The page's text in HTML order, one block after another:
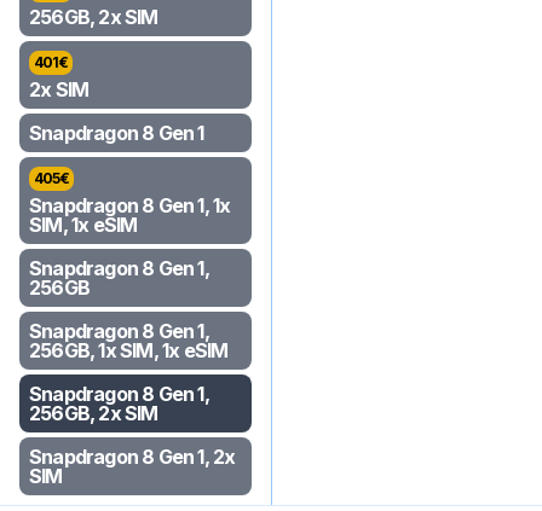
256GB, 2x SIM
401€
2x SIM
Snapdragon 8 Gen 1
405€
Snapdragon 8 Gen 1, 1x
SIM, 1x eSIM
Snapdragon 8 Gen 1,
256GB
Snapdragon 8 Gen 1,
256GB, 1x SIM, 1x eSIM
Snapdragon 8 Gen 1,
256GB, 2x SIM
Snapdragon 8 Gen 1, 2x
SIM